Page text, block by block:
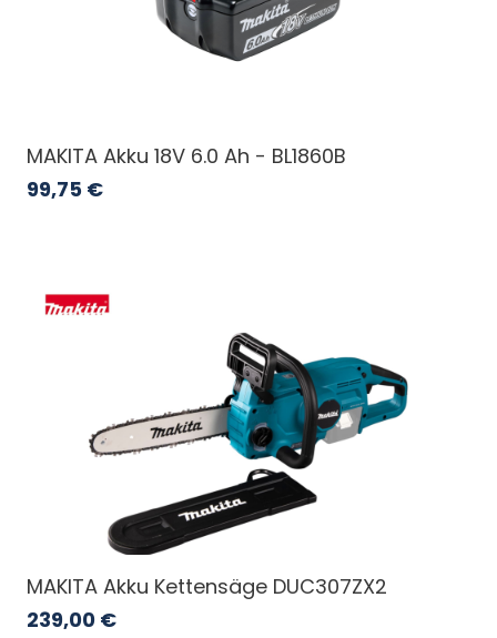
MAKITA Akku 18V 6.0 Ah - BL1860B
99,75 €
MAKITA Akku Kettensäge DUC307ZX2
239,00 €